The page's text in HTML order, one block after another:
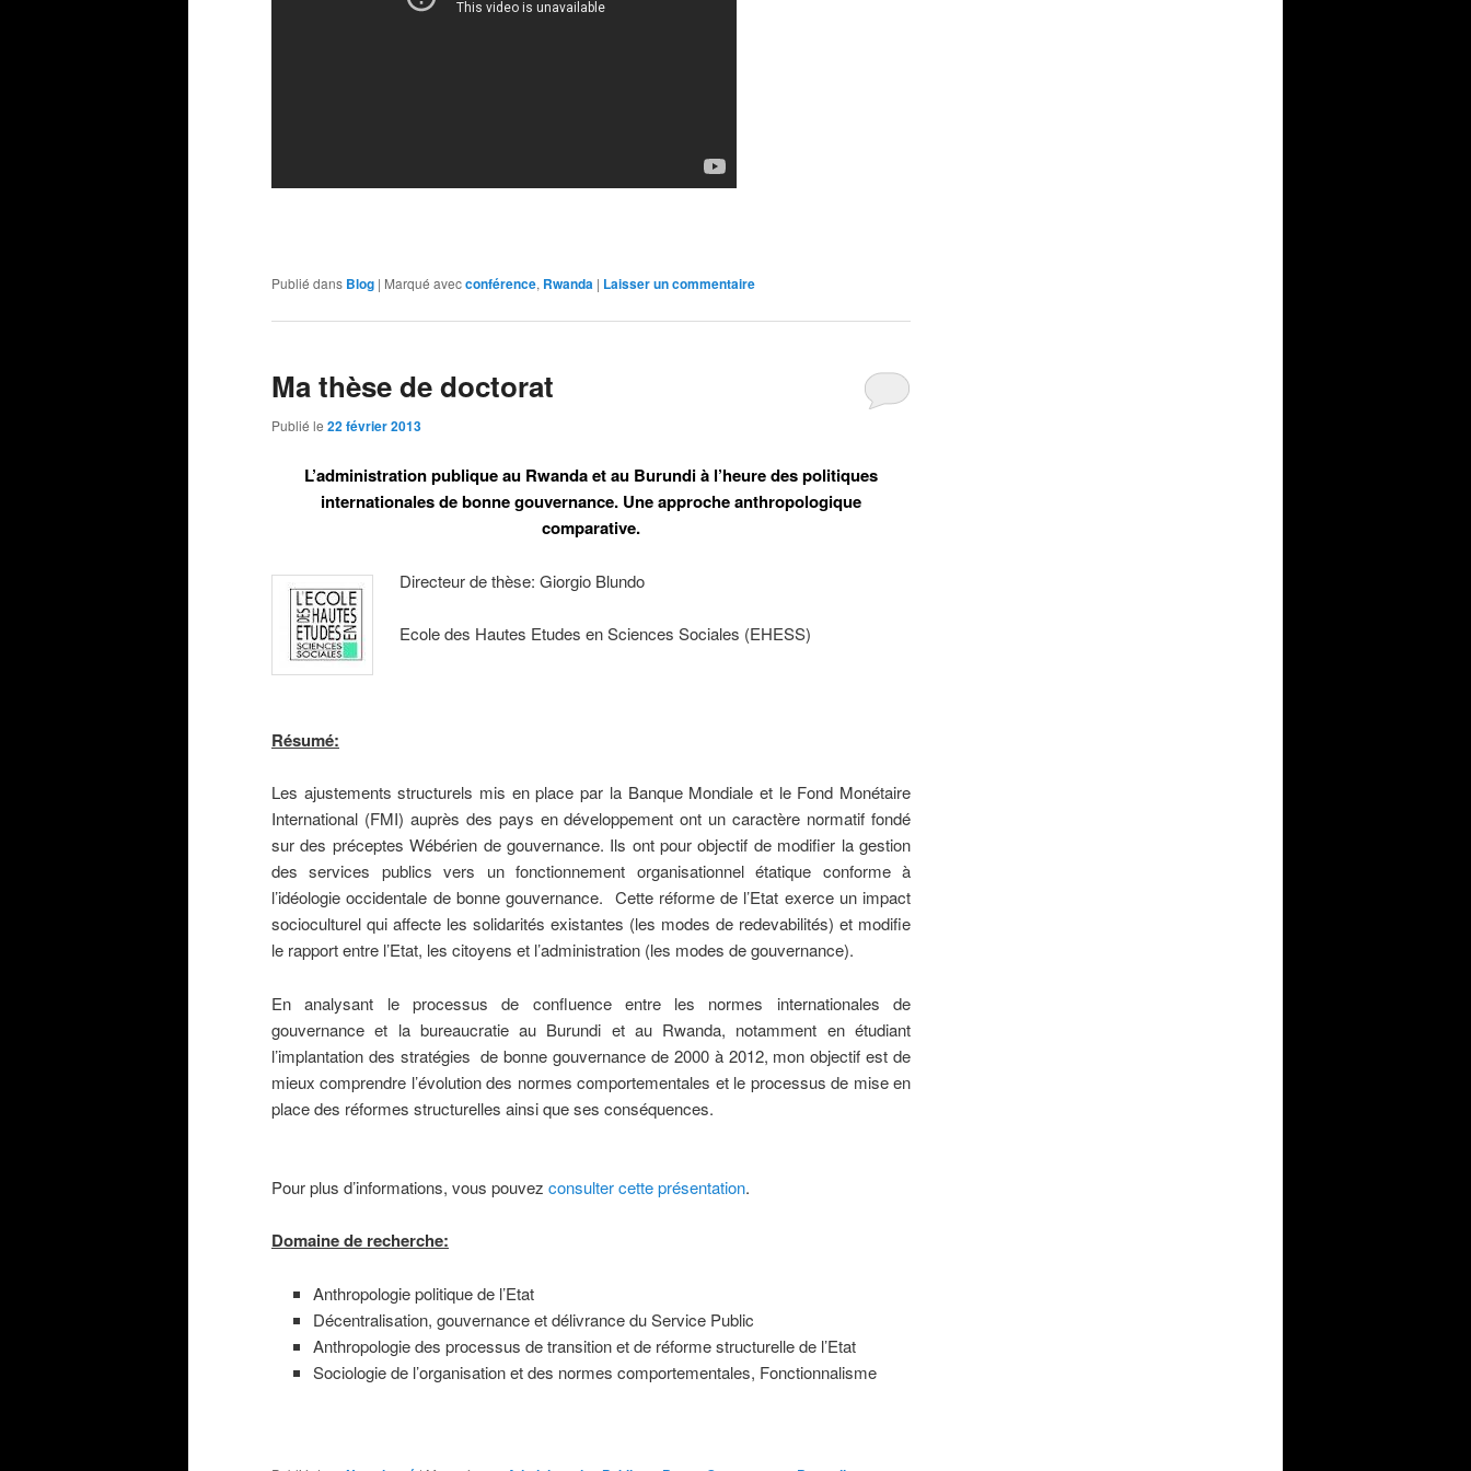
Publié dans Blog | Marqué avecconférence, Rwanda | Laisser un commentaire
Ma thèse de doctorat
Publié le 22 février 2013
L’administration publique au Rwanda et au Burundi à l’heure des politiques
internationales de bonne gouvernance. Une approche anthropologique
comparative.
Directeur de thèse: Giorgio Blundo
Ecole des Hautes Etudes en Sciences Sociales (EHESS)
Résumé:
Les ajustements structurels mis en place par la Banque Mondiale et le Fond Monétaire
International (FMI) auprès des pays en développement ont un caractère normatif fondé
sur des préceptes Wébérien de gouvernance. Ils ont pour objectif de modifier la gestion
des services publics vers un fonctionnement organisationnel étatique conforme à
l’idéologie occidentale de bonne gouvernance. Cette réforme de l’Etat exerce un impact
socioculturel qui affecte les solidarités existantes (les modes de redevabilités) et modifie
le rapport entre l’Etat, les citoyens et l’administration (les modes de gouvernance).
En analysant le processus de confluence entre les normes internationales de
gouvernance et la bureaucratie au Burundi et au Rwanda, notamment en étudiant
l’implantation des stratégies de bonne gouvernance de 2000 à 2012, mon objectif est de
mieux comprendre l’évolution des normes comportementales et le processus de mise en
place des réformes structurelles ainsi que ses conséquences.
Pour plus d’informations, vous pouvez consulter cette présentation.
Domaine de recherche:
Anthropologie politique de l’Etat
Décentralisation, gouvernance et délivrance du Service Public
Anthropologie des processus de transition et de réforme structurelle de l’Etat
Sociologie de l’organisation et des normes comportementales, Fonctionnalisme